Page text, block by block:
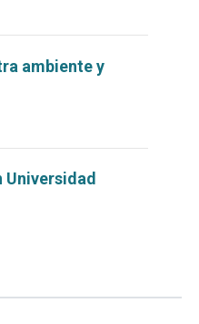
ambiente y